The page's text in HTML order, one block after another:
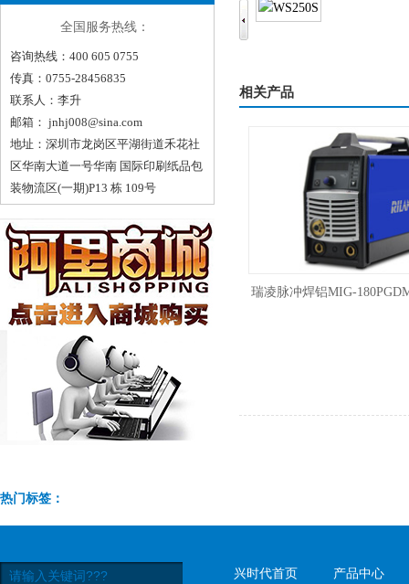
全国服务热线：
咨询热线：400 605 0755
传真：0755-28456835
联系人：李升
邮箱： jnhj008@sina.com
地址：深圳市龙岗区平湖街道禾花社
区华南大道一号华南 国际印刷纸品包
装物流区(一期)P13 栋 109号
相关产品
瑞凌脉冲焊铝MIG-
热门标签：
兴时代首页 产品中心